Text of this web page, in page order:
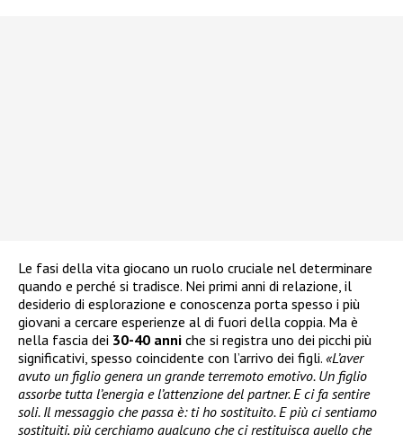
Le fasi della vita giocano un ruolo cruciale nel determinare
quando e perché si tradisce. Nei primi anni di relazione, il
desiderio di esplorazione e conoscenza porta spesso i più
giovani a cercare esperienze al di fuori della coppia. Ma è
nella fascia dei 30-40 anni che si registra uno dei picchi più
significativi, spesso coincidente con l’arrivo dei figli. «L’aver
avuto un figlio genera un grande terremoto emotivo. Un figlio
assorbe tutta l’energia e l’attenzione del partner. E ci fa sentire
soli. Il messaggio che passa è: ti ho sostituito. E più ci sentiamo
sostituiti, più cerchiamo qualcuno che ci restituisca quello che